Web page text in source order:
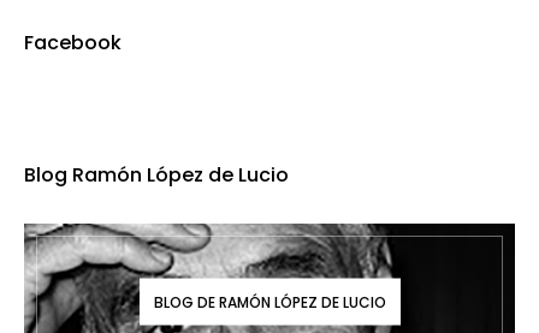
Facebook
Blog Ramón López de Lucio
BLOG DE RAMÓN LÓPEZ DE LUCIO